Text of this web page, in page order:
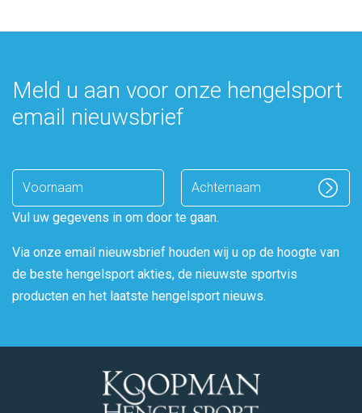
Meld u aan voor onze hengelsport
email nieuwsbrief
Enter
name
Vul uw gegevens in om door te gaan.
Via onze email nieuwsbrief houden wij u op de hoogte van
de beste hengelsport akties, de nieuwste sportvis
producten en het laatste hengelsport nieuws.